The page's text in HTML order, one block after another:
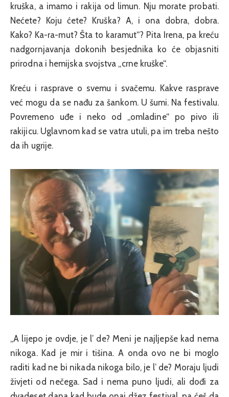
kruška, a imamo i rakija od limun. Nju morate probati.
Nećete? Koju ćete? Kruška? A, i ona dobra, dobra.
Kako? Ka-ra-mut? Šta to karamut“? Pita Irena, pa kreću
nadgornjavanja dokonih besjednika ko će objasniti
prirodna i hemijska svojstva „crne kruške“.
Kreću i rasprave o svemu i svačemu. Kakve rasprave
već mogu da se nađu za šankom. U šumi. Na festivalu.
Povremeno uđe i neko od „omladine“ po pivo ili
rakijicu. Uglavnom kad se vatra utuli, pa im treba nešto
da ih ugrije.
„A lijepo je ovdje, je l’ de? Meni je najljepše kad nema
nikoga. Kad je mir i tišina. A onda ovo ne bi moglo
raditi kad ne bi nikada nikoga bilo, je l’ de? Moraju ljudi
živjeti od nečega. Sad i nema puno ljudi, ali dođi za